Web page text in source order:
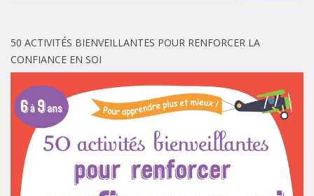
50 ACTIVITÉS BIENVEILLANTES POUR RENFORCER LA
CONFIANCE EN SOI